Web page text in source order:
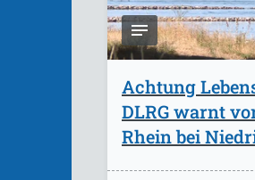
Achtung
DLRG warnt
Rhein bei